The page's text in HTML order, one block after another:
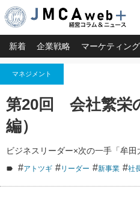
新着 企業戦略 マーケティング
マネジメント
第20回 会社繁栄
編）
ビジネスリーダー×次の一手「牟田
#アトツギ #リーダー #新事業 #社